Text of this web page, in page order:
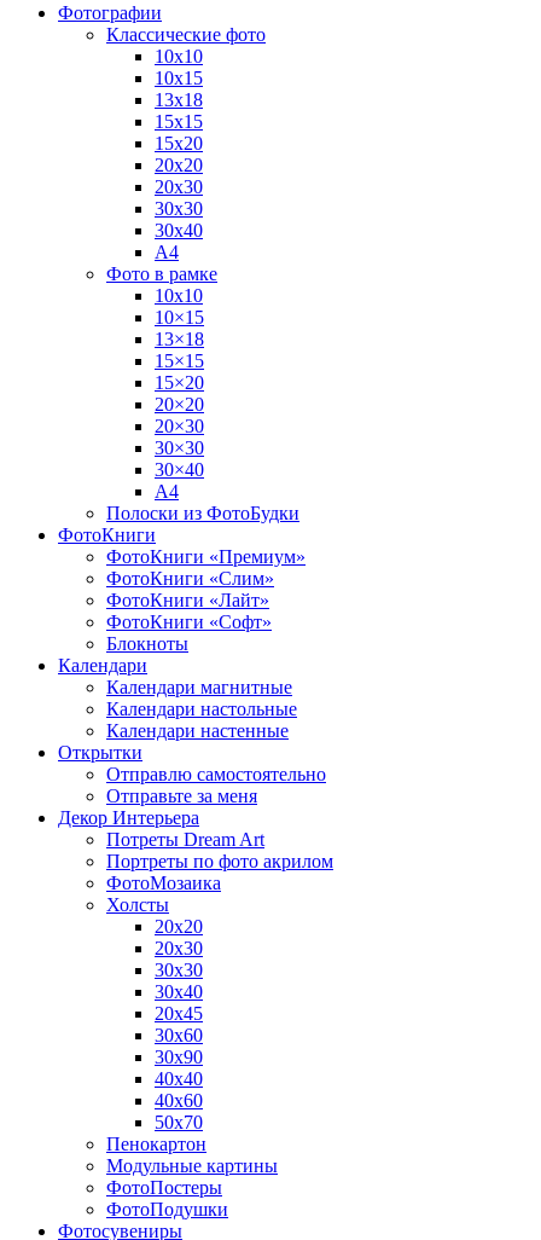
Фотографии
Классические фото
10х10
10х15
13х18
15х15
15х20
20х20
20х30
30х30
30х40
А4
Фото в рамке
10х10
10×15
13×18
15×15
15×20
20×20
20×30
30×30
30×40
A4
Полоски из ФотоБудки
ФотоКниги
ФотоКниги «Премиум»
ФотоКниги «Слим»
ФотоКниги «Лайт»
ФотоКниги «Софт»
Блокноты
Календари
Календари магнитные
Календари настольные
Календари настенные
Открытки
Отправлю самостоятельно
Отправьте за меня
Декор Интерьера
Потреты Dream Art
Портреты по фото акрилом
ФотоМозаика
Холсты
20х20
20х30
30х30
30х40
20х45
30х60
30х90
40х40
40х60
50х70
Пенокартон
Модульные картины
ФотоПостеры
ФотоПодушки
Фотоcувениры